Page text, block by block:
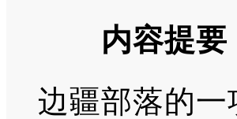
内容提要
边疆部落的